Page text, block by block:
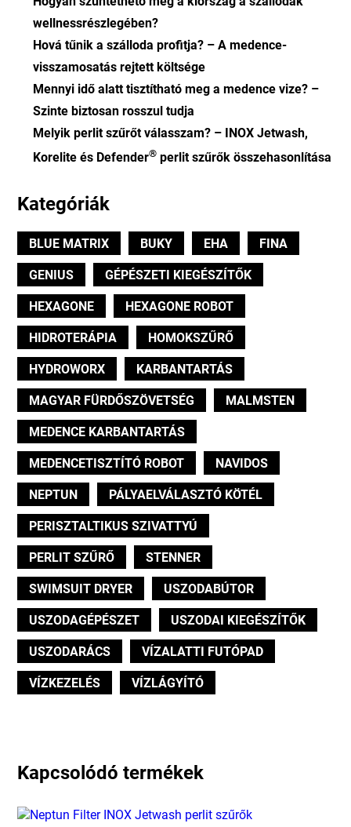
wellnessrészlegében?
Hová tűnik a szálloda profitja? – A medence-
visszamosatás rejtett költsége
Mennyi idő alatt tisztítható meg a medence vize? –
Szinte biztosan rosszul tudja
Melyik perlit szűrőt válasszam? – INOX Jetwash,
Korelite és Defender® perlit szűrők összehasonlítása
Kategóriák
BLUE MATRIX BUKY EHA
FINA
GENIUS
GÉPÉSZETI KIEGÉSZÍTŐK
HEXAGONE
HEXAGONE ROBOT
HIDROTERÁPIA
HOMOKSZŰRŐ
HYDROWORX
KARBANTARTÁS
MAGYAR FÜRDŐSZÖVETSÉG
MALMSTEN
MEDENCE KARBANTARTÁS
MEDENCETISZTÍTÓ ROBOT
NAVIDOS
NEPTUN
PÁLYAELVÁLASZTÓ KÖTÉL
PERISZTALTIKUS SZIVATTYÚ
PERLIT SZŰRŐ
STENNER
SWIMSUIT DRYER
USZODABÚTOR
USZODAGÉPÉSZET
USZODAI KIEGÉSZÍTŐK
USZODARÁCS
VÍZALATTI FUTÓPAD
VÍZKEZELÉS
VÍZLÁGYÍTÓ
Kapcsolódó termékek